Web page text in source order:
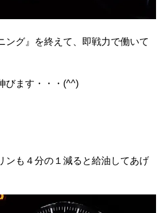
ング』を終えて、即戦力で働いて
びます・・・(^^)
ンも４分の１減ると給油してあげ